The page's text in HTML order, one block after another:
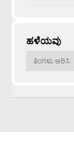
ಹಳೆಯವು
ಹಳೆಯವು